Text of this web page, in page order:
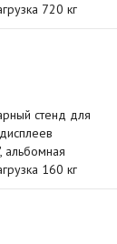
720 кг
стенд для
альбомная
160 кг